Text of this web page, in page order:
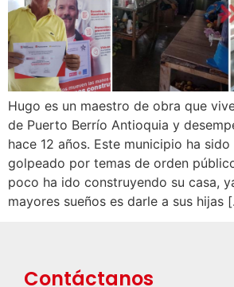
Hugo es un maestro de obra que
de Puerto Berrío Antioquia y
hace 12 años. Este municipio ha
golpeado por temas de orden
poco ha ido construyendo su casa,
mayores sueños es darle a sus hijas
Contáctanos